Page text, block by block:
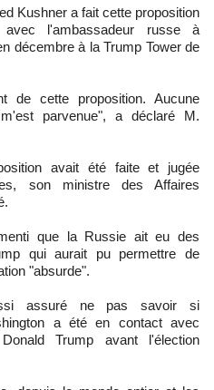
Kushner a fait cette proposition
l'ambassadeur russe à
décembre à la Trump Tower de
cette proposition. Aucune
parvenue", a déclaré M.
avait été faite et jugée
son ministre des Affaires
que la Russie ait eu des
qui aurait pu permettre de
"absurde".
assuré ne pas savoir si
a été en contact avec
Trump avant l'élection